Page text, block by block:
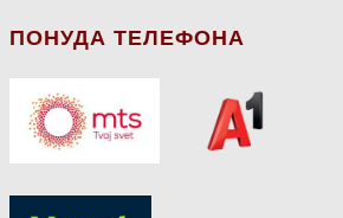
ПОНУДА ТЕЛЕФОНА